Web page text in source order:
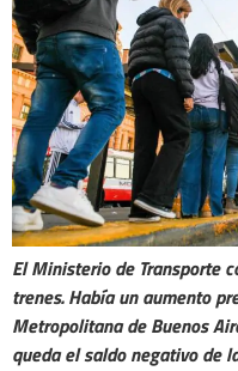
El Ministerio de Transporte
trenes. Había un aumento
Metropolitana de Buenos
queda el saldo negativo de